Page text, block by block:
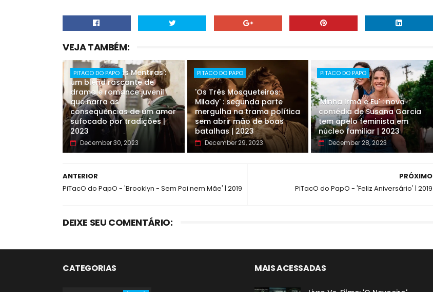
VEJA TAMBÉM:
PITACO DO PAPO
'Pare Com Suas Mentiras':
um blend rascante de
drama e romance juvenil
que narra as
consequências de um amor
sufocado por tradições |
2023
December 30, 2023
PITACO DO PAPO
'Os Três Mosqueteiros:
Milady' : segunda parte
mergulha na trama política
sem abrir mão de boas
batalhas | 2023
December 29, 2023
PITACO DO PAPO
'Minha Irmã e Eu' : nova
comédia de Susana Garcia
tem apelo feminista em
núcleo familiar | 2023
December 28, 2023
PRÓXIMO
PiTacO do PapO - 'Feliz Aniversário' | 2019
ANTERIOR
PiTacO do PapO - 'Brooklyn - Sem Pai nem Mãe' | 2019
DEIXE SEU COMENTÁRIO:
CATEGORIAS MAIS ACESSADAS